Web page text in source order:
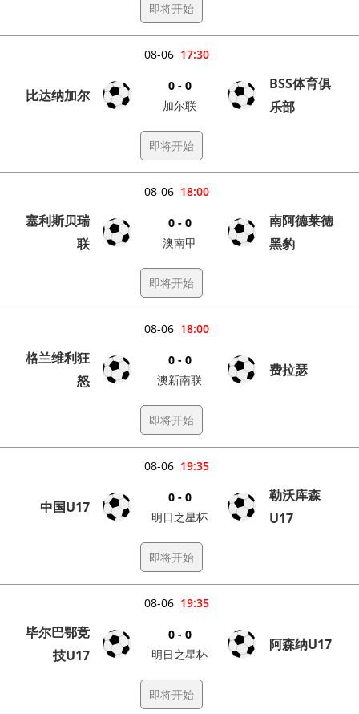
即将开始
17:30
08-06
比达纳加尔
0 - 0
加尔联
BSS体育俱
乐部
即将开始
18:00
08-06
塞利斯贝瑞
联
0 - 0
澳南甲
南阿德莱德
黑豹
即将开始
18:00
08-06
格兰维利狂
怒
0 - 0
澳新南联
费拉瑟
即将开始
19:35
08-06
中国U17
0 - 0
明日之星杯
勒沃库森
U17
即将开始
19:35
08-06
毕尔巴鄂竞
技U17
0 - 0
明日之星杯
阿森纳U17
即将开始